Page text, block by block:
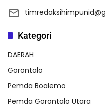
Kategori
DAERAH
Gorontalo
Pemda Boalemo
Pemda Gorontalo Utara